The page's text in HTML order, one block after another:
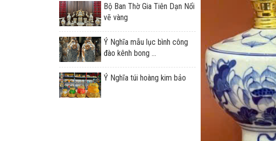
Bộ Ban Thờ Gia Tiên Dạn Nổi
vẽ vàng
Ý Nghĩa mẫu lục bình công
đào kênh bong ...
Ý Nghĩa túi hoàng kim bảo